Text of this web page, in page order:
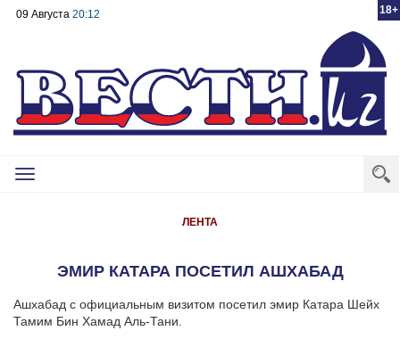
18+
09 Августа 20:12
Toggle
ЛЕНТА
ЭМИР КАТАРА ПОСЕТИЛ АШХАБАД
Ашхабад с официальным визитом посетил эмир Катара Шейх
Тамим Бин Хамад Аль-Тани.